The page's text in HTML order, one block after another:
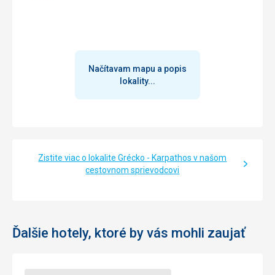
Načítavam mapu a popis
lokality...
Zistite viac o lokalite Grécko - Karpathos v našom
cestovnom sprievodcovi
Ďalšie hotely, ktoré by vás mohli zaujať